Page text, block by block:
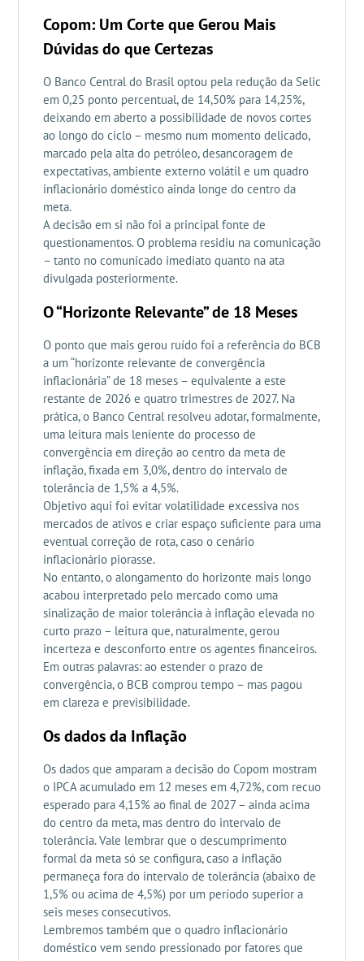
Copom: Um Corte que Gerou Mais
Dúvidas do que Certezas
O Banco Central do Brasil optou pela redução da Selic
em 0,25 ponto percentual, de 14,50% para 14,25%,
deixando em aberto a possibilidade de novos cortes
ao longo do ciclo – mesmo num momento delicado,
marcado pela alta do petróleo, desancoragem de
expectativas, ambiente externo volátil e um quadro
inflacionário doméstico ainda longe do centro da
meta.
A decisão em si não foi a principal fonte de
questionamentos. O problema residiu na comunicação
– tanto no comunicado imediato quanto na ata
divulgada posteriormente.
O “Horizonte Relevante” de 18 Meses
O ponto que mais gerou ruído foi a referência do BCB
a um “horizonte relevante de convergência
inflacionária” de 18 meses – equivalente a este
restante de 2026 e quatro trimestres de 2027. Na
prática, o Banco Central resolveu adotar, formalmente,
uma leitura mais leniente do processo de
convergência em direção ao centro da meta de
inflação, fixada em 3,0%, dentro do intervalo de
tolerância de 1,5% a 4,5%.
Objetivo aqui foi evitar volatilidade excessiva nos
mercados de ativos e criar espaço suficiente para uma
eventual correção de rota, caso o cenário
inflacionário piorasse.
No entanto, o alongamento do horizonte mais longo
acabou interpretado pelo mercado como uma
sinalização de maior tolerância à inflação elevada no
curto prazo – leitura que, naturalmente, gerou
incerteza e desconforto entre os agentes financeiros.
Em outras palavras: ao estender o prazo de
convergência, o BCB comprou tempo – mas pagou
em clareza e previsibilidade.
Os dados da Inflação
Os dados que amparam a decisão do Copom mostram
o IPCA acumulado em 12 meses em 4,72%, com recuo
esperado para 4,15% ao final de 2027 – ainda acima
do centro da meta, mas dentro do intervalo de
tolerância. Vale lembrar que o descumprimento
formal da meta só se configura, caso a inflação
permaneça fora do intervalo de tolerância (abaixo de
1,5% ou acima de 4,5%) por um período superior a
seis meses consecutivos.
Lembremos também que o quadro inflacionário
doméstico vem sendo pressionado por fatores que